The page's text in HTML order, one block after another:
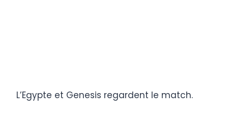
L’Egypte et Genesis regardent le match.